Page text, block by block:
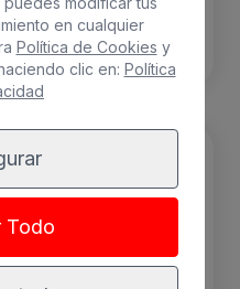
en cualquier
Política de Cookies y
clic en: Política
Todo